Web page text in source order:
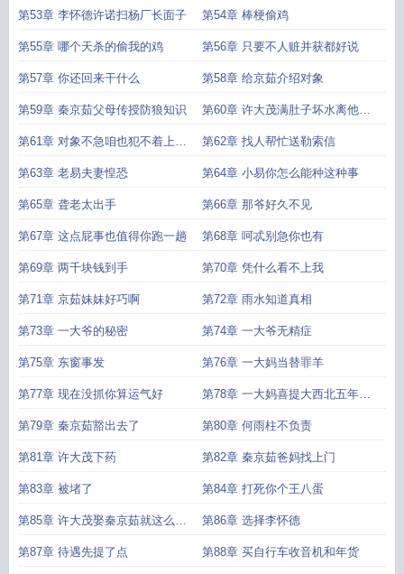
第53章 李怀德许诺扫杨厂长面子 第54章 棒梗偷鸡
第55章 哪个天杀的偷我的鸡 第56章 只要不人赃并获都好说
第57章 你还回来干什么 第58章 给京茹介绍对象
第59章 秦京茹父母传授防狼知识 第60章 许大茂满肚子坏水离他远
点
第61章 对象不急咱也犯不着上赶
着
第62章 找人帮忙送勒索信
第63章 老易夫妻惶恐 第64章 小易你怎么能种这种事
第65章 聋老太出手 第66章 那爷好久不见
第67章 这点屁事也值得你跑一趟 第68章 呵忒别急你也有
第69章 两千块钱到手 第70章 凭什么看不上我
第71章 京茹妹妹好巧啊 第72章 雨水知道真相
第73章 一大爷的秘密 第74章 一大爷无精症
第75章 东窗事发 第76章 一大妈当替罪羊
第77章 现在没抓你算运气好 第78章 一大妈喜提大西北五年劳
改
第79章 秦京茹豁出去了 第80章 何雨柱不负责
第81章 许大茂下药 第82章 秦京茹爸妈找上门
第83章 被堵了 第84章 打死你个王八蛋
第85章 许大茂娶秦京茹就这么定
了
第86章 选择李怀德
第87章 待遇先提了点 第88章 买自行车收音机和年货